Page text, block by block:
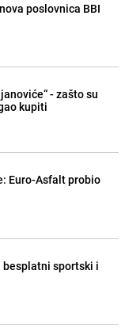
poslovnica BBI
- zašto su
kupiti
Euro-Asfalt probio
sportski i